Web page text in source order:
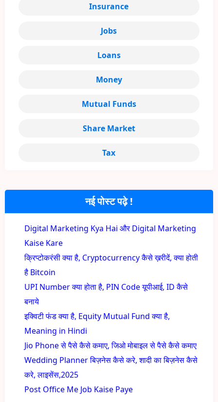
नई पोस्ट पढ़े !
Digital Marketing Kya Hai और Digital Marketing
Kaise Kare
क्रिप्टोकरंसी क्या है, Cryptocurrency कैसे ख़रीदें, क्या होती
है Bitcoin
UPI Number क्या होता है, PIN Code यूपीआई, ID कैसे
बनाये
इक्विटी फंड क्या है, Equity Mutual Fund क्या है,
Meaning in Hindi
Jio Phone से पैसे कैसे कमाए, जिओ मोबाइल से पैसे कैसे कमाए
Wedding Planner बिज़नेस कैसे करे, शादी का बिज़नेस कैसे
करे, लाइसेंस,2025
Post Office Me Job Kaise Paye
Insurance
Jobs
Loans
Money
Mutual Funds
Share Market
Tax